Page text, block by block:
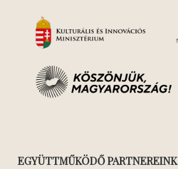
EGYÜTTMŰKÖDŐ PARTNEREINK